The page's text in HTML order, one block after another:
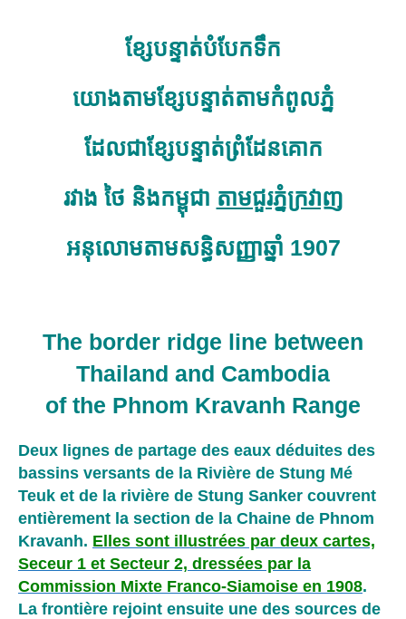
ខ្សែបន្ទាត់បំបែកទឹក
យោងតាមខ្សែបន្ទាត់តាមកំពូលភ្នំ
ដែលជាខ្សែបន្ទាត់ព្រំដែនគោក
រវាង ថៃ និងកម្ពុជា តាមជួរភ្នំក្រវាញ
អនុលោមតាមសន្ធិសញ្ញាឆ្នាំ 1907
The border ridge line between
Thailand and Cambodia
of the Phnom Kravanh Range
Deux lignes de partage des eaux déduites des
bassins versants de la Rivière de Stung Mé
Teuk et de la rivière de Stung Sanker couvrent
entièrement la section de la Chaine de Phnom
Kravanh. Elles sont illustrées par deux cartes,
Seceur 1 et Secteur 2, dressées par la
Commission Mixte Franco-Siamoise en 1908.
La frontière rejoint ensuite une des sources de